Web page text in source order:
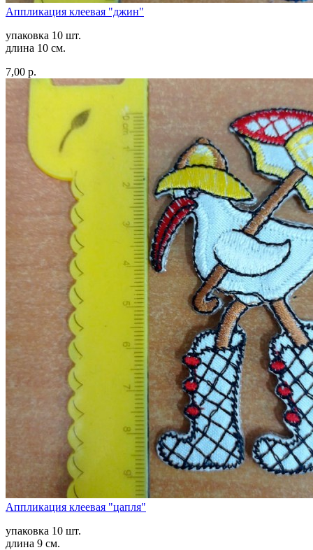
Аппликация клеевая "джин"
упаковка 10 шт.
длина 10 см.
7,00 р.
Аппликация клеевая "цапля"
упаковка 10 шт.
длина 9 см.